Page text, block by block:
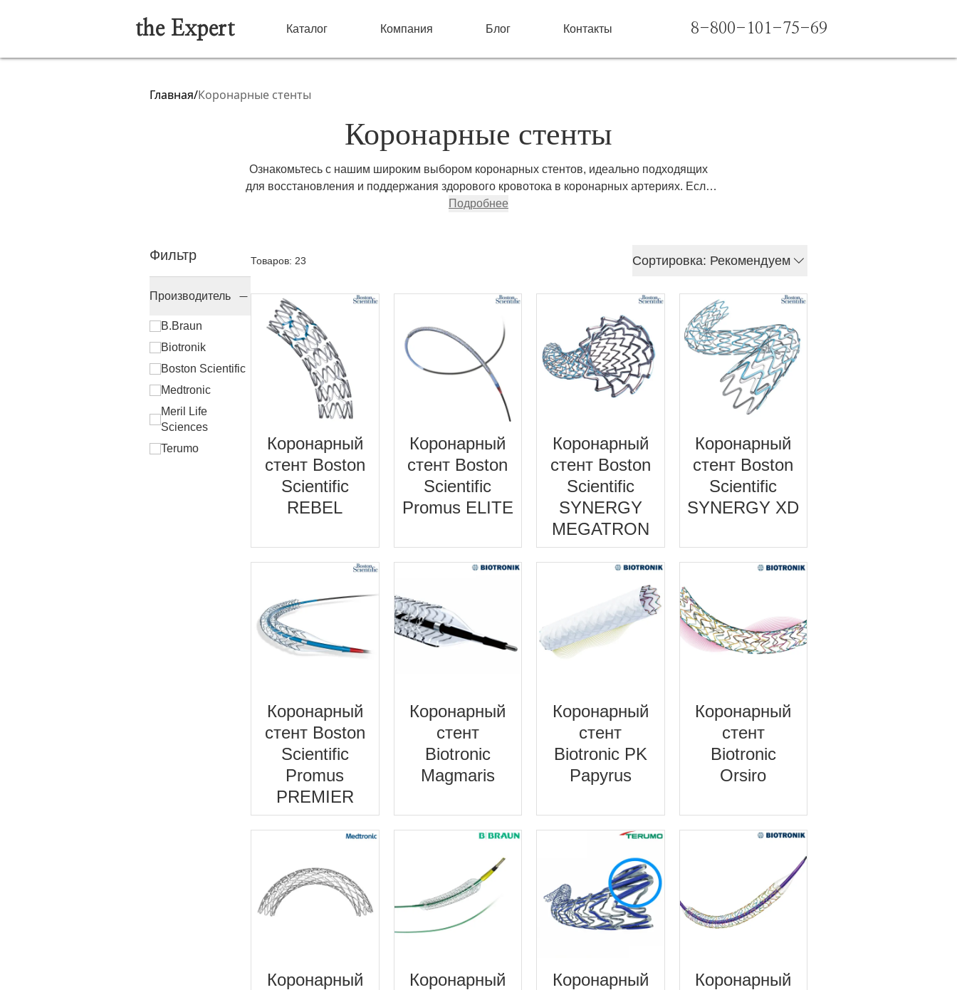
the Expert Каталог Компания Блог Контакты 8-800-101-75-69
Главная/Коронарные стенты
Коронарные стенты
Ознакомьтесь с нашим широким выбором коронарных стентов, идеально подходящих
для восстановления и поддержания здорового кровотока в коронарных артериях. Если
вы хотите купить коронарные стенты высочайшего качества от ведущих производителей,
стенты разработаны для обеспечения надежной работы и превосходных результатов,
обеспечивая лучший уход за пациентами с ишемической болезнью сердца
Подробнее
Фильтр
Производитель
B.Braun
Biotronik
Boston Scientific
Medtronic
Meril Life
Sciences
Terumo
Товаров: 23 Сортировка: Рекомендуем
Коронарный
стент Boston
Scientific
REBEL
Коронарный
стент Boston
Scientific
Promus ELITE
Коронарный
стент Boston
Scientific
SYNERGY
MEGATRON
Коронарный
стент Boston
Scientific
SYNERGY XD
Коронарный
стент Boston
Scientific
Promus
PREMIER
Коронарный
стент
Biotronic
Magmaris
Коронарный
стент
Biotronic PK
Papyrus
Коронарный
стент
Biotronic
Orsiro
Коронарный
Коронарный
Коронарный
Коронарный